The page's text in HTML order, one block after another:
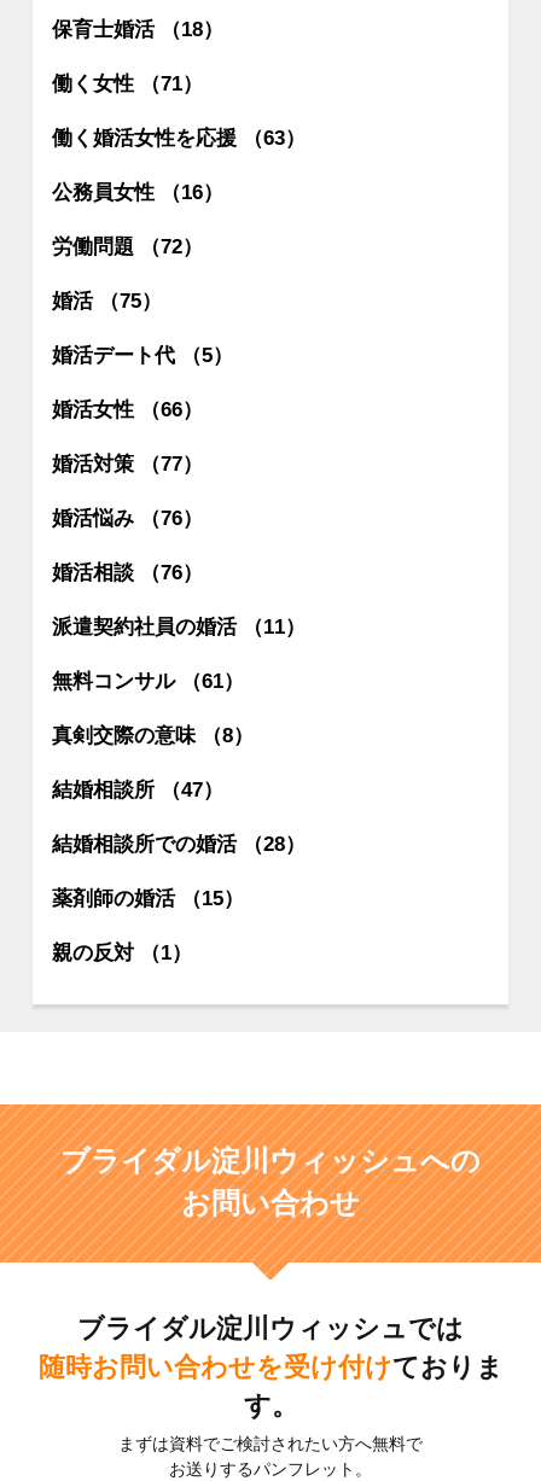
保育士婚活 （18）
働く女性 （71）
働く婚活女性を応援 （63）
公務員女性 （16）
労働問題 （72）
婚活 （75）
婚活デート代 （5）
婚活女性 （66）
婚活対策 （77）
婚活悩み （76）
婚活相談 （76）
派遣契約社員の婚活 （11）
無料コンサル （61）
真剣交際の意味 （8）
結婚相談所 （47）
結婚相談所での婚活 （28）
薬剤師の婚活 （15）
親の反対 （1）
ブライダル淀川ウィッシュへの
お問い合わせ
ブライダル淀川ウィッシュでは
随時お問い合わせを受け付けておりま
す。
まずは資料でご検討されたい方へ無料で
お送りするパンフレット。